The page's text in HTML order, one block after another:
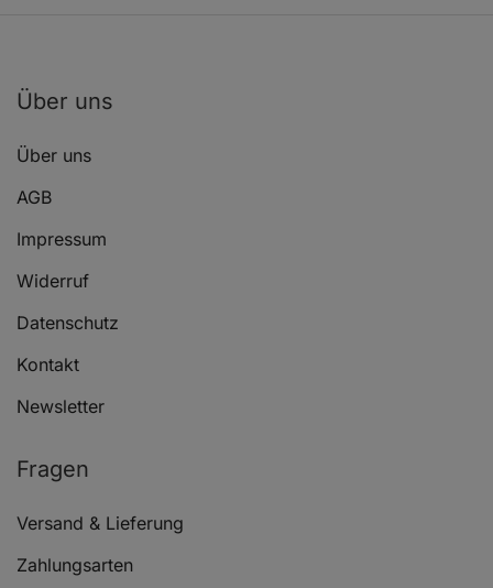
Über uns
Über uns
AGB
Impressum
Widerruf
Datenschutz
Kontakt
Newsletter
Fragen
Versand & Lieferung
Zahlungsarten